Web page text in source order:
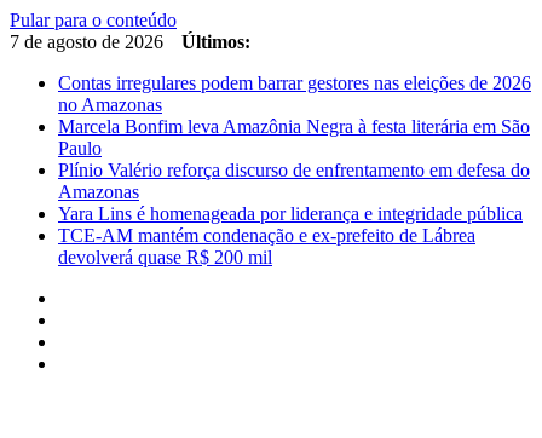
Pular para o conteúdo
7 de agosto de 2026
Últimos:
Contas irregulares podem barrar gestores nas eleições de 2026
no Amazonas
Marcela Bonfim leva Amazônia Negra à festa literária em São
Paulo
Plínio Valério reforça discurso de enfrentamento em defesa do
Amazonas
Yara Lins é homenageada por liderança e integridade pública
TCE-AM mantém condenação e ex-prefeito de Lábrea
devolverá quase R$ 200 mil